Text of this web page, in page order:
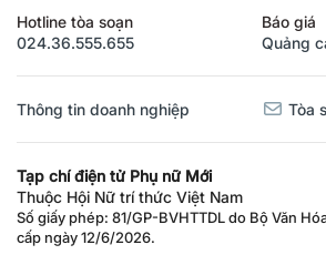
Hotline tòa soạn
024.36.555.655
Báo giá
Quảng
Thông tin doanh nghiệp Tòa
Tạp chí điện tử Phụ nữ Mới
Thuộc Hội Nữ trí thức Việt Nam
Số giấy phép: 81/GP-BVHTTDL do Bộ Văn
cấp ngày 12/6/2026.